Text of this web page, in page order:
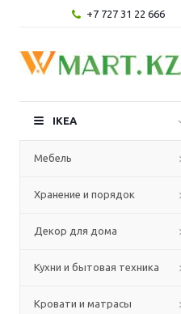
+7 727 31 22 666
IKEA
Мебель
Хранение и порядок
Декор для дома
Кухни и бытовая техника
Кровати и матрасы